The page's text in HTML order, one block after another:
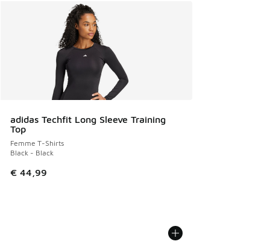
adidas Techfit Long Sleeve Training
Top
Femme T-Shirts
Black - Black
€ 44,99